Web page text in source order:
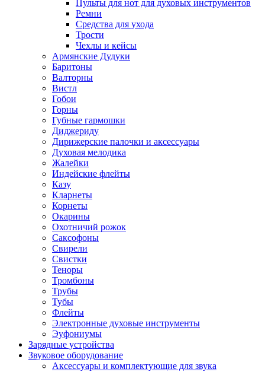
Пульты для нот для духовых инструментов
Ремни
Средства для ухода
Трости
Чехлы и кейсы
Армянские Дудуки
Баритоны
Валторны
Вистл
Гобои
Горны
Губные гармошки
Диджериду
Дирижерские палочки и аксессуары
Духовая мелодика
Жалейки
Индейские флейты
Казу
Кларнеты
Корнеты
Окарины
Охотничий рожок
Саксофоны
Свирели
Свистки
Теноры
Тромбоны
Трубы
Тубы
Флейты
Электронные духовые инструменты
Эуфониумы
Зарядные устройства
Звуковое оборудование
Аксессуары и комплектующие для звука